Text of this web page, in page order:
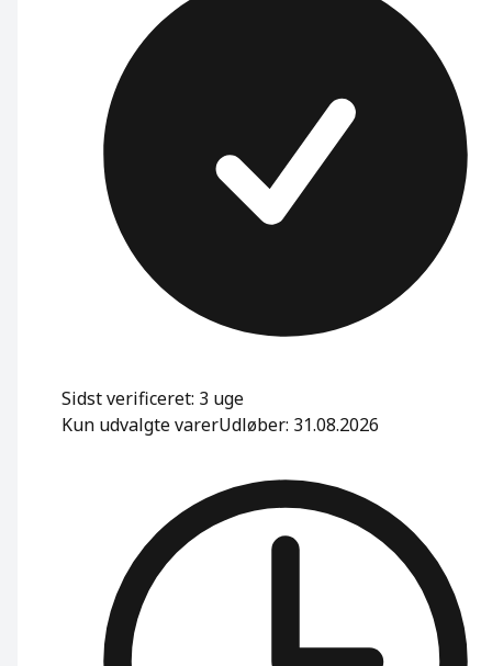
Sidst verificeret: 3 uge
Kun udvalgte varerUdløber: 31.08.2026